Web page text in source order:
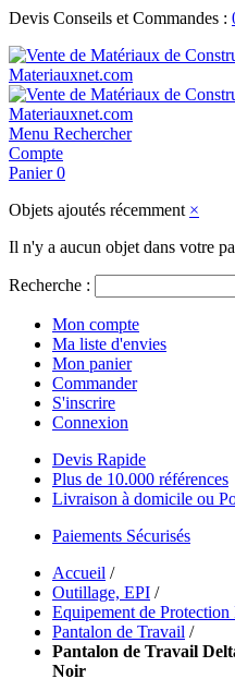
Devis Conseils et Commandes :
Menu Rechercher
Compte
Panier 0
Objets ajoutés récemment ×
Il n'y a aucun objet dans votre
Recherche :
Mon compte
Ma liste d'envies
Mon panier
Commander
S'inscrire
Connexion
Devis Rapide
Plus de 10.000 références
Livraison à domicile ou
Paiements Sécurisés
Accueil /
Outillage, EPI /
Equipement de
Pantalon de Travail /
Pantalon de Travail
Noir